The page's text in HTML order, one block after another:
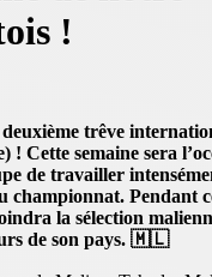
!
trêve
! Cette semaine sera
de travailler
championnat. Pendant
la sélection
de son pays. 🇲🇱